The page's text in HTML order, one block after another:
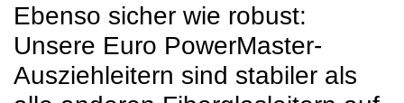
Ebenso sicher wie robust:
Unsere Euro PowerMaster-
Ausziehleitern sind stabiler als